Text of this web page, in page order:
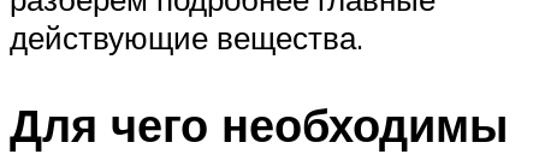
действующие вещества.
Для чего необходимы